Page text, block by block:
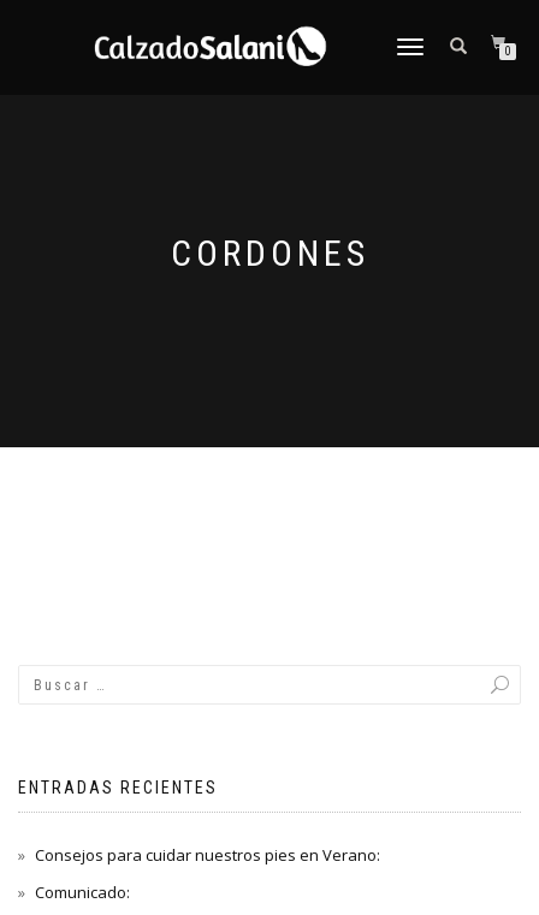
CAMBIAR
0
CORDONES
ENTRADAS RECIENTES
Consejos para cuidar nuestros pies en Verano:
Comunicado: